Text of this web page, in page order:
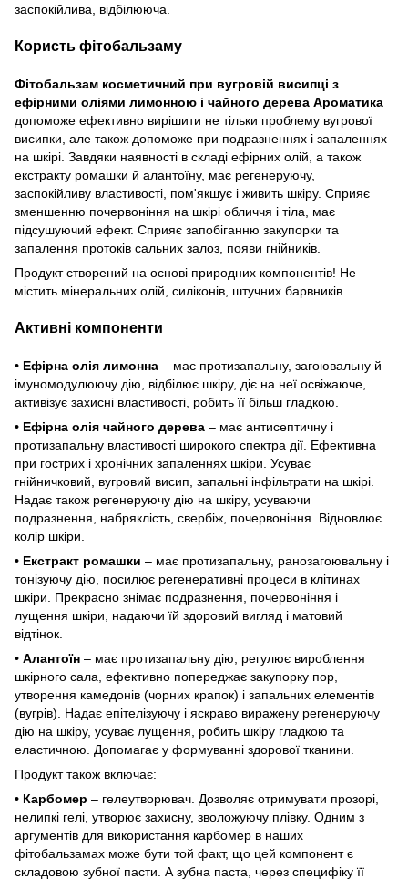
заспокійлива, відбілююча.
Користь фітобальзаму
Фітобальзам косметичний при вугровій висипці з
ефірними оліями лимонною і чайного дерева Ароматика
допоможе ефективно вирішити не тільки проблему вугрової
висипки, але також допоможе при подразненнях і запаленнях
на шкірі. Завдяки наявності в складі ефірних олій, а також
екстракту ромашки й алантоїну, має регенеруючу,
заспокійливу властивості, пом'якшує і живить шкіру. Сприяє
зменшенню почервоніння на шкірі обличчя і тіла, має
підсушуючий ефект. Сприяє запобіганню закупорки та
запалення протоків сальних залоз, появи гнійників.
Продукт створений на основі природних компонентів! Не
містить мінеральних олій, силіконів, штучних барвників.
Активні компоненти
• Ефірна олія лимонна – має протизапальну, загоювальну й
імуномодулюючу дію, відбілює шкіру, діє на неї освіжаюче,
активізує захисні властивості, робить її більш гладкою.
• Ефірна олія чайного дерева – має антисептичну і
протизапальну властивості широкого спектра дії. Ефективна
при гострих і хронічних запаленнях шкіри. Усуває
гнійничковий, вугровий висип, запальні інфільтрати на шкірі.
Надає також регенеруючу дію на шкіру, усуваючи
подразнення, набряклість, свербіж, почервоніння. Відновлює
колір шкіри.
• Екстракт ромашки – має протизапальну, ранозагоювальну і
тонізуючу дію, посилює регенеративні процеси в клітинах
шкіри. Прекрасно знімає подразнення, почервоніння і
лущення шкіри, надаючи їй здоровий вигляд і матовий
відтінок.
• Алантоїн – має протизапальну дію, регулює вироблення
шкірного сала, ефективно попереджає закупорку пор,
утворення камедонів (чорних крапок) і запальних елементів
(вугрів). Надає епітелізуючу і яскраво виражену регенеруючу
дію на шкіру, усуває лущення, робить шкіру гладкою та
еластичною. Допомагає у формуванні здорової тканини.
Продукт також включає:
• Карбомер – гелеутворювач. Дозволяє отримувати прозорі,
нелипкі гелі, утворює захисну, зволожуючу плівку. Одним з
аргументів для використання карбомер в наших
фітобальзамах може бути той факт, що цей компонент є
складовою зубної пасти. А зубна паста, через специфіку її